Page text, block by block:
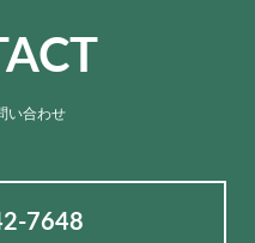
い合わせ
7648